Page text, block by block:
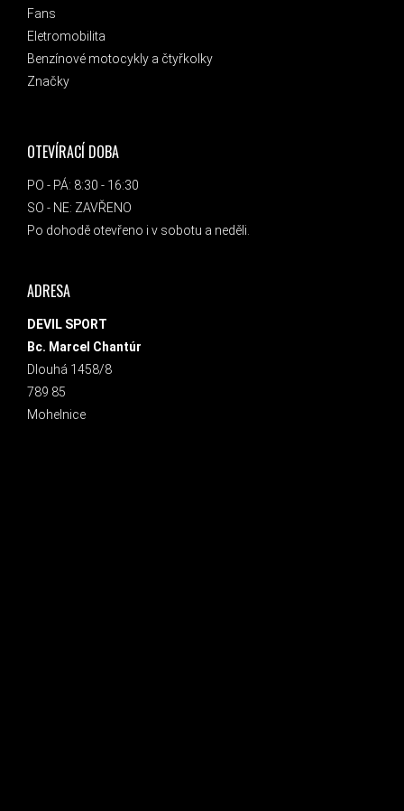
Fans
Eletromobilita
Benzínové motocykly a čtyřkolky
Značky
OTEVÍRACÍ DOBA
PO - PÁ: 8:30 - 16:30
SO - NE: ZAVŘENO
Po dohodě otevřeno i v sobotu a neděli.
ADRESA
DEVIL SPORT
Bc. Marcel Chantúr
Dlouhá 1458/8
789 85
Mohelnice